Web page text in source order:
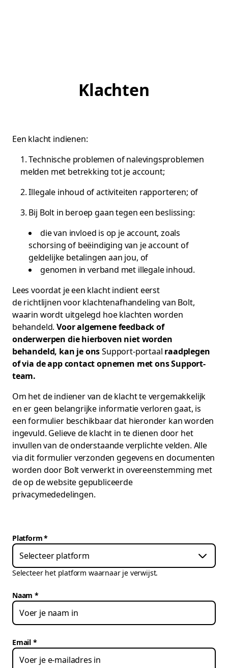
Klachten
Een klacht indienen:
1. Technische problemen of nalevingsproblemen
melden met betrekking tot je account;
2. Illegale inhoud of activiteiten rapporteren; of
3. Bij Bolt in beroep gaan tegen een beslissing:
die van invloed is op je account, zoals
schorsing of beëindiging van je account of
geldelijke betalingen aan jou, of
genomen in verband met illegale inhoud.
Lees voordat je een klacht indient eerst
de richtlijnen voor klachtenafhandeling van Bolt,
waarin wordt uitgelegd hoe klachten worden
behandeld.Voor algemene feedback of
onderwerpen die hierboven niet worden
behandeld, kan je onsSupport-portaal raadplegen
of via de app contact opnemen met ons Support-
team.
Om het de indiener van de klacht te vergemakkelijk
en er geen belangrijke informatie verloren gaat, is
een formulier beschikbaar dat hieronder kan worden
ingevuld. Gelieve de klacht in te dienen door het
invullen van de onderstaande verplichte velden. Alle
via dit formulier verzonden gegevens en documenten
worden door Bolt verwerkt in overeenstemming met
de op de website gepubliceerde
privacymededelingen.
Platform*
Selecteer platform
Selecteer het platform waarnaar je verwijst.
Naam
Email